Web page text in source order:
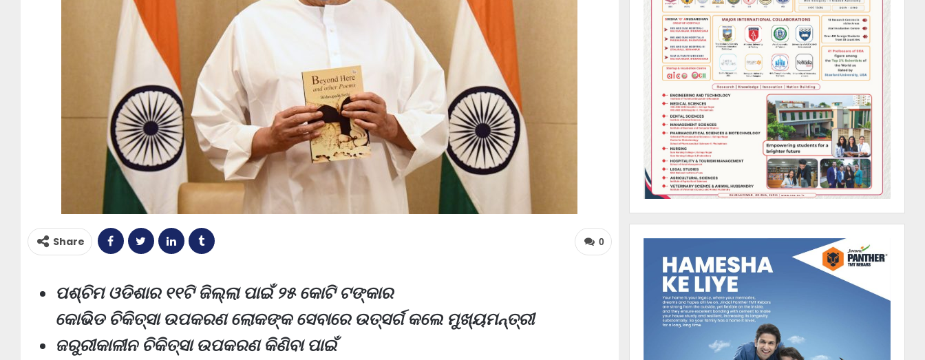
0
Share
ପଶ୍ଚିମ ଓଡିଶାର ୧୧ଟି ଜିଲ୍ଲା ପାଇଁ ୨୫ କୋଟି ଟଙ୍କାର
କୋଭିଡ ଚିକିତ୍ସା ଉପକରଣ ଲୋକଙ୍କ ସେବାରେ ଉତ୍ସର୍ଗ କଲେ ମୁଖ୍ୟମନ୍ତ୍ରୀ
ଜରୁରୀକାଳୀନ ଚିକିତ୍ସା ଉପକରଣ କିଣିବା ପାଇଁ